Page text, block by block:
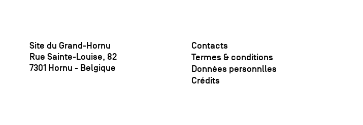
Site du Grand-Hornu
Rue Sainte-Louise, 82
7301 Hornu - Belgique
Contacts
Termes & conditions
Données personnlles
Crédits